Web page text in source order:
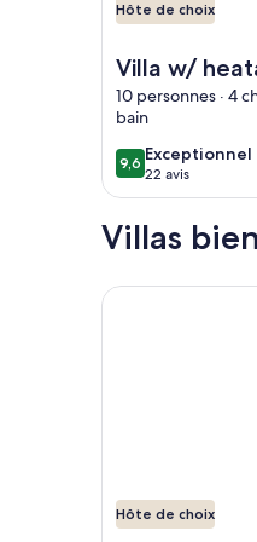
Hôte de choix
Villa w/
pool & BBQ
Carvoeiro
10 personnes · 4
bain
9,69,6 sur 10
Exceptionnel
exceptionnel
22 avis
(22 avis)
Villas
Hôte de choix
Plus de